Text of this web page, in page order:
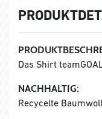
Das Shirt
NACHHALTIG:
Recycelte